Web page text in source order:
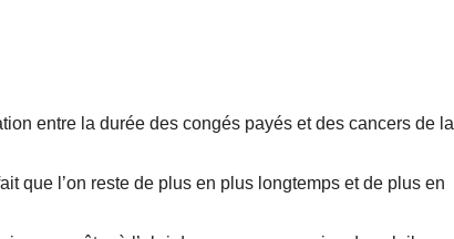
entre la durée des congés payés et des cancers de la
que l’on reste de plus en plus longtemps et de plus en